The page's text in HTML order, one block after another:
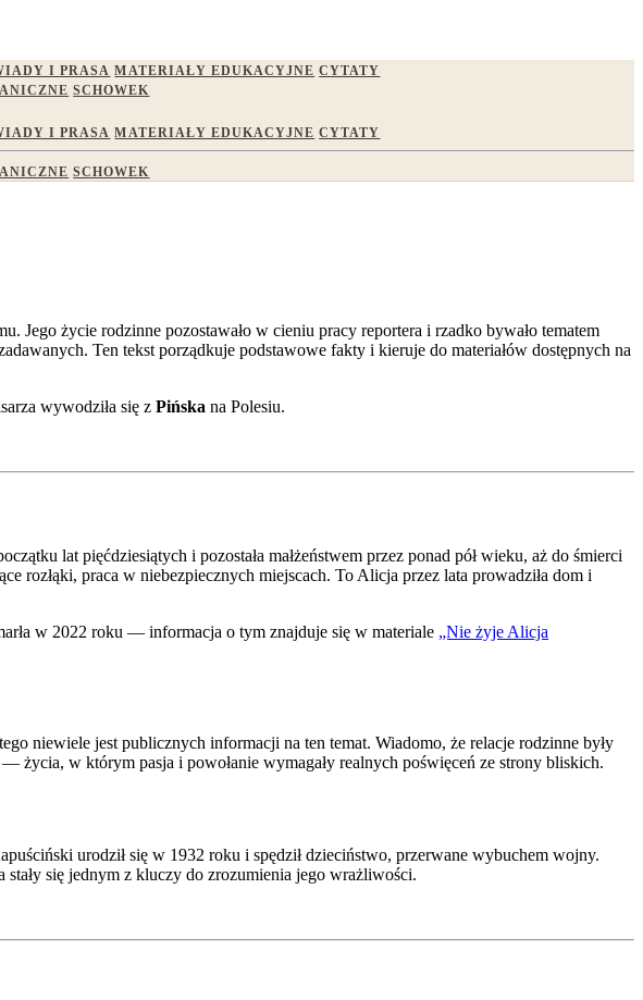
I PRASA MATERIAŁY EDUKACYJNE CYTATY
SCHOWEK
I PRASA MATERIAŁY EDUKACYJNE CYTATY
SCHOWEK
Jego życie rodzinne pozostawało w cieniu pracy reportera i rzadko bywało tematem
Ten tekst porządkuje podstawowe fakty i kieruje do materiałów dostępnych na
wywodziła się z Pińska na Polesiu.
lat pięćdziesiątych i pozostała małżeństwem przez ponad pół wieku, aż do śmierci
rozłąki, praca w niebezpiecznych miejscach. To Alicja przez lata prowadziła dom i
w 2022 roku — informacja o tym znajduje się w materiale „Nie żyje Alicja
niewiele jest publicznych informacji na ten temat. Wiadomo, że relacje rodzinne były
życia, w którym pasja i powołanie wymagały realnych poświęceń ze strony bliskich.
urodził się w 1932 roku i spędził dzieciństwo, przerwane wybuchem wojny.
stały się jednym z kluczy do zrozumienia jego wrażliwości.